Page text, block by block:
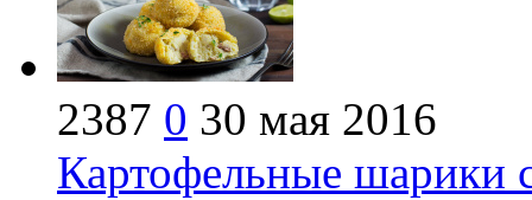
2387 0 30 мая 2016
Картофельные шарики